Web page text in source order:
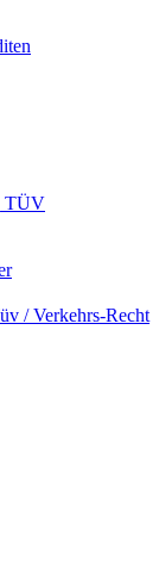
TÜV
/ Verkehrs-Recht